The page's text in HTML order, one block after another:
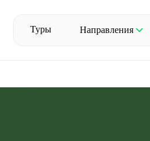
Туры Направления